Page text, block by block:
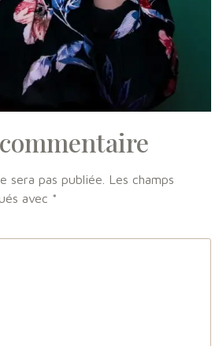
sera pas publiée. Les champs
avec *